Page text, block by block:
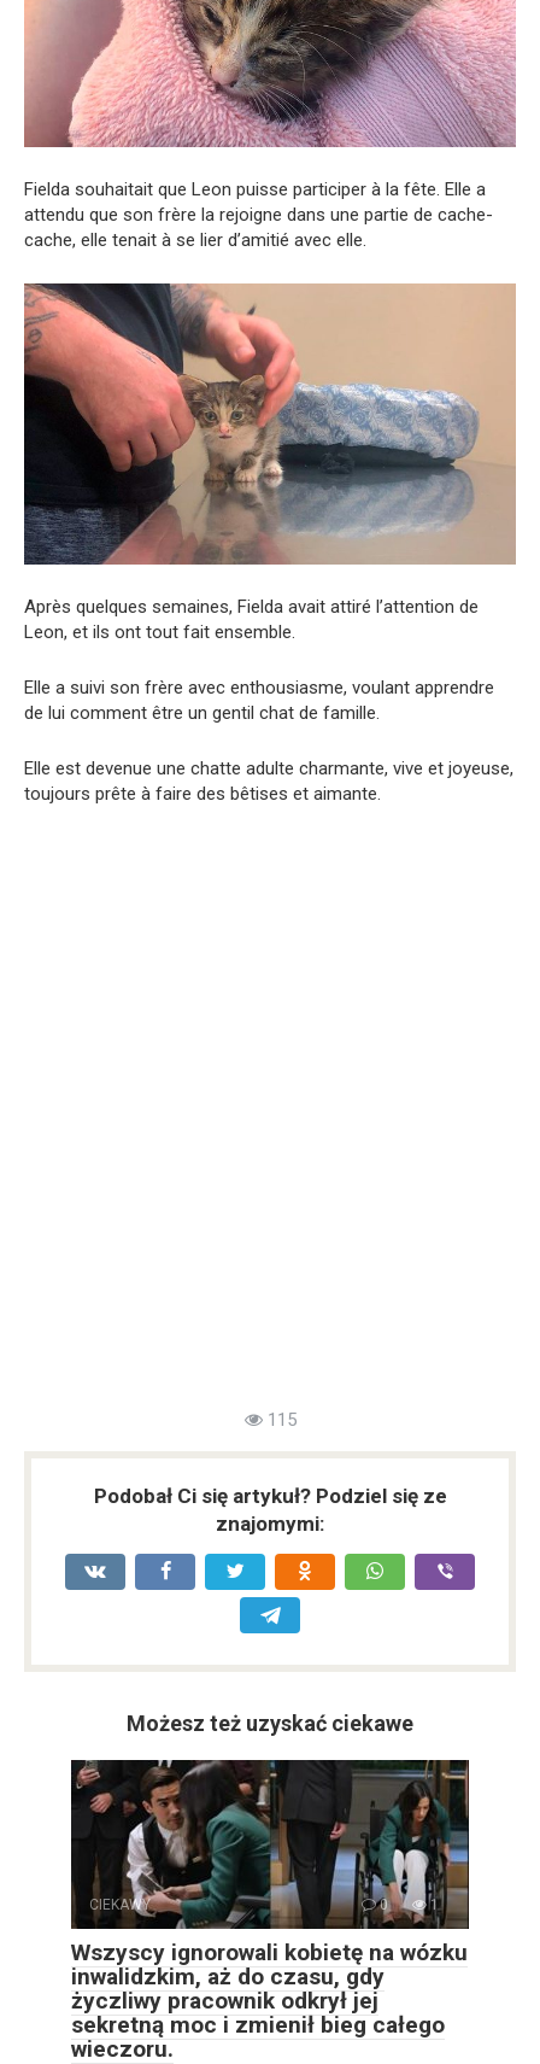
Fielda souhaitait que Leon puisse participer à la fête. Elle a
attendu que son frère la rejoigne dans une partie de cache-
cache, elle tenait à se lier d’amitié avec elle.
Après quelques semaines, Fielda avait attiré l’attention de
Leon, et ils ont tout fait ensemble.
Elle a suivi son frère avec enthousiasme, voulant apprendre
de lui comment être un gentil chat de famille.
Elle est devenue une chatte adulte charmante, vive et joyeuse,
toujours prête à faire des bêtises et aimante.
115
Podobał Ci się artykuł? Podziel się ze
znajomymi:
Możesz też uzyskać ciekawe
CIEKAWY 0 1
Wszyscy ignorowali kobietę na wózku
inwalidzkim, aż do czasu, gdy
życzliwy pracownik odkrył jej
sekretną moc i zmienił bieg całego
wieczoru.